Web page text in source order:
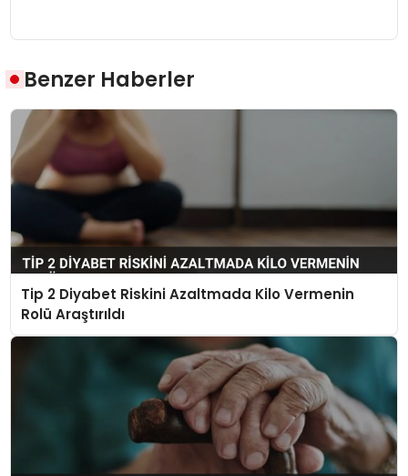
Benzer Haberler
Tip 2 Diyabet Riskini Azaltmada Kilo Vermenin
Rolü Araştırıldı